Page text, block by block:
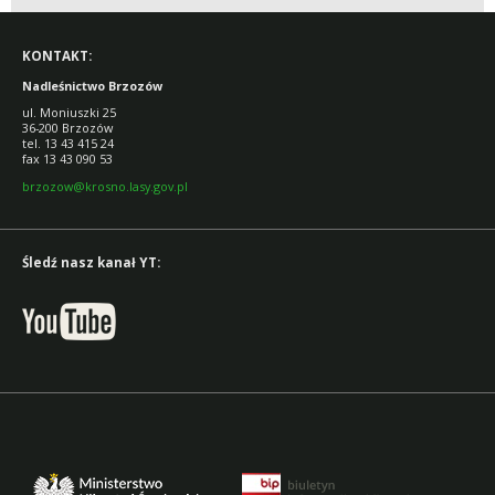
KONTAKT:
Nadleśnictwo Brzozów
ul. Moniuszki 25
36-200 Brzozów
tel. 13 43 415 24
fax 13 43 090 53
brzozow@krosno.lasy.gov.pl
Śledź nasz kanał YT: